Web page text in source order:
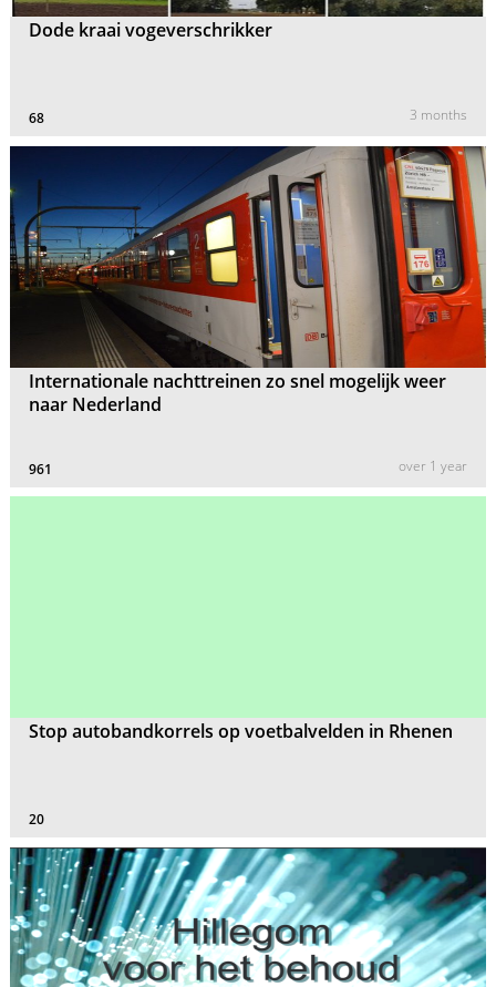
Dode kraai vogeverschrikker
68 3 months
Internationale nachttreinen zo snel mogelijk weer
naar Nederland
961 over 1 year
Stop autobandkorrels op voetbalvelden in Rhenen
20